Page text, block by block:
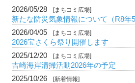
2026/05/28 [まちコミ広場]
新たな防災気象情報について（R8年5
2026/04/05
[まちコミ広場]
2026宝さくら祭り開催します
2025/12/20
[まちコミ広場]
吉崎海岸清掃活動2026年の予定
2025/10/26
[新着情報]